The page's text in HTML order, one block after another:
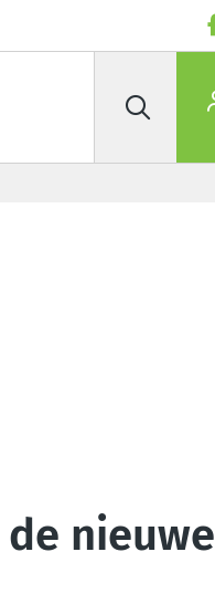
Zoek
de nieuwe